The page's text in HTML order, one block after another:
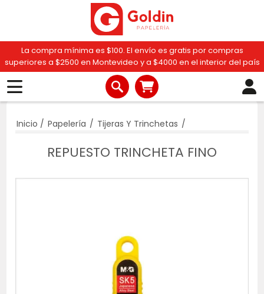
La compra mínima es $100. El envío es gratis por compras
superiores a $2500 en Montevideo y a $4000 en el interior del país
Inicio / Papelería / Tijeras Y Trinchetas /
REPUESTO TRINCHETA FINO